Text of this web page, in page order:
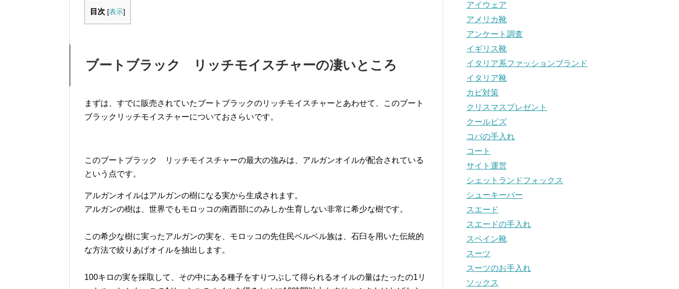
目次 [表示]
ブートブラック リッチモイスチャーの凄いところ
まずは、すでに販売されていたブートブラックのリッチモイスチャーとあわせて、このブート
ブラックリッチモイスチャーについておさらいです。
このブートブラック リッチモイスチャーの最大の強みは、アルガンオイルが配合されている
という点です。
アルガンオイルはアルガンの樹になる実から生成されます。
アルガンの樹は、世界でもモロッコの南西部にのみしか生育しない非常に希少な樹です。
この希少な樹に実ったアルガンの実を、モロッコの先住民ベルベル族は、石臼を用いた伝統的
な方法で絞りあげオイルを抽出します。
100キロの実を採取して、その中にある種子をすりつぶして得られるオイルの量はたったの1リ
アイウェア
アメリカ靴
アンケート調査
イギリス靴
イタリア系ファッションブランド
イタリア靴
カビ対策
クリスマスプレゼント
クールビズ
コバの手入れ
コート
サイト運営
シェットランドフォックス
シューキーパー
スエード
スエードの手入れ
スペイン靴
スーツ
スーツのお手入れ
ソックス